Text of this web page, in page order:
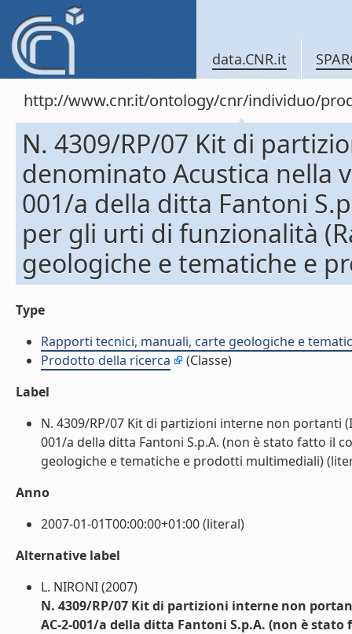
data.CNR.it
http://www.cnr.it/ontology/cnr/individuo/
N. 4309/RP/07 Kit di
denominato Acustica nella
001/a della ditta Fantoni
per gli urti di funzionalità
geologiche e tematiche e
Type
Rapporti tecnici, manuali, carte geologiche e
Prodotto della ricerca
(Classe)
Label
N. 4309/RP/07 Kit di partizioni interne non portanti
001/a della ditta Fantoni S.p.A. (non è stato fatto
geologiche e tematiche e prodotti multimediali)
Anno
2007-01-01T00:00:00+01:00 (literal)
Alternative label
L. NIRONI (2007)
N. 4309/RP/07 Kit di partizioni interne non
AC-2-001/a della ditta Fantoni S.p.A. (non è